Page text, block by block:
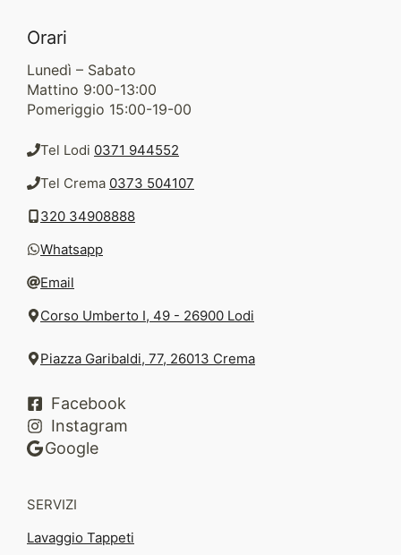
Orari
Lunedì – Sabato
Mattino 9:00-13:00
Pomeriggio 15:00-19-00
Tel Lodi 0371 944552
Tel Crema 0373 504107
320 34908888
Whatsapp
Email
Corso Umberto I, 49 - 26900 Lodi
Piazza Garibaldi, 77, 26013 Crema
Facebook
Instagram
Google
SERVIZI
Lavaggio Tappeti